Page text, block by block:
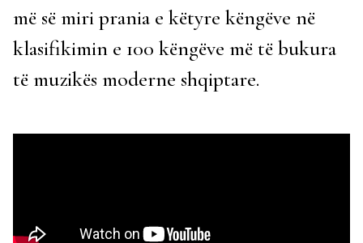
më së miri prania e këtyre këngëve në
klasifikimin e 100 këngëve më të bukura
të muzikës moderne shqiptare.